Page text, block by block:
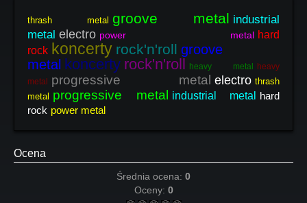
thrash metal groove metal industrial
metal electro power metal hard
rock koncerty rock'n'roll groove
metal koncerty rock'n'roll heavy metal
heavy
metal
progressive metal electro thrash
metal progressive metal industrial metal
hard
rock power metal
Ocena
Średnia ocena: 0
Oceny: 0